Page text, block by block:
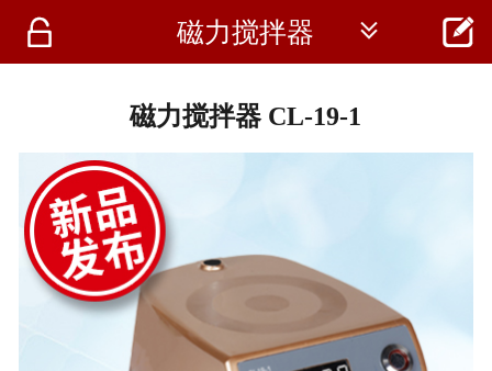
 首页
 磁力搅拌器  
磁力搅拌器 CL-19-1